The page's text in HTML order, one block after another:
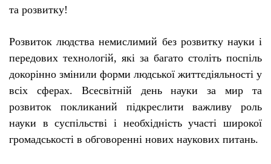
та розвитку!
Розвиток людства немислимий без розвитку науки і
передових технологій, які за багато століть поспіль
докорінно змінили форми людської життєдіяльності у
всіх сферах. Всесвітній день науки за мир та
розвиток покликаний підкреслити важливу роль
науки в суспільстві і необхідність участі широкої
громадськості в обговоренні нових наукових питань.